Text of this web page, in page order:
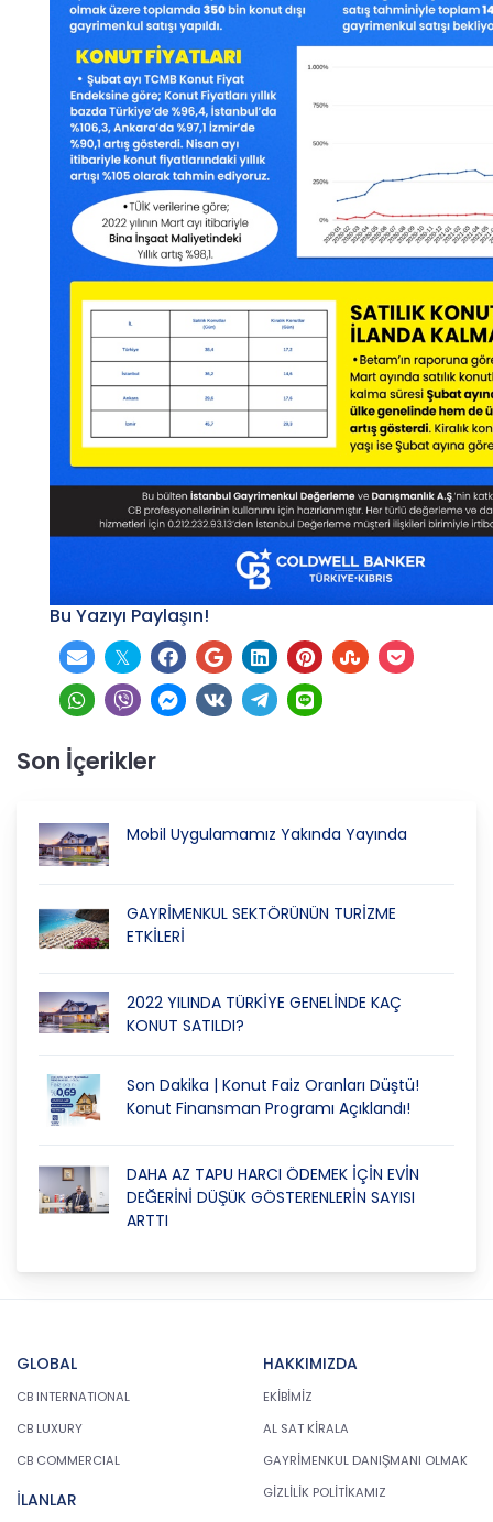
Bu Yazıyı Paylaşın!
Son İçerikler
Mobil Uygulamamız Yakında Yayında
GAYRİMENKUL SEKTÖRÜNÜN TURİZME
ETKİLERİ
2022 YILINDA TÜRKİYE GENELİNDE KAÇ
KONUT SATILDI?
Son Dakika | Konut Faiz Oranları Düştü!
Konut Finansman Programı Açıklandı!
DAHA AZ TAPU HARCI ÖDEMEK İÇİN EVİN
DEĞERİNİ DÜŞÜK GÖSTERENLERİN SAYISI
ARTTI
GLOBAL
CB INTERNATIONAL
CB LUXURY
CB COMMERCIAL
İLANLAR
HAKKIMIZDA
EKİBİMİZ
AL SAT KİRALA
GAYRİMENKUL DANIŞMANI OLMAK
GİZLİLİK POLİTİKAMIZ